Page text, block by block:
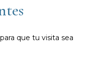
que tu visita sea